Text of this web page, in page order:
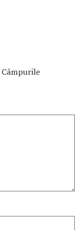
Câmpurile